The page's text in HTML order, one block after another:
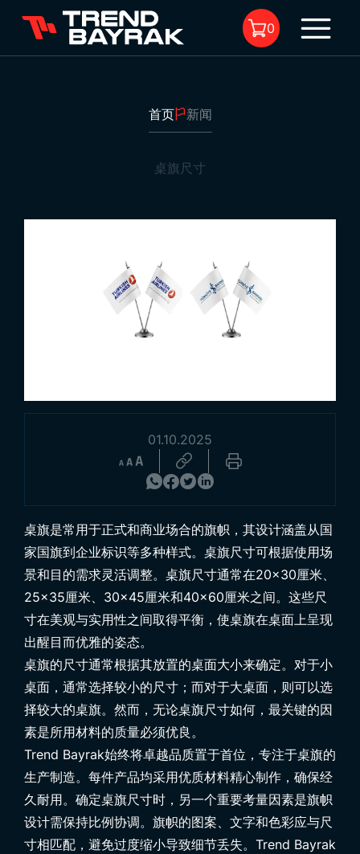
桌旗尺寸
0
首页 新闻
桌旗尺寸
01.10.2025
桌旗是常用于正式和商业场合的旗帜，其设计涵盖从国
家国旗到企业标识等多种样式。桌旗尺寸可根据使用场
景和目的需求灵活调整。桌旗尺寸通常在20×30厘米、
25×35厘米、30×45厘米和40×60厘米之间。这些尺
寸在美观与实用性之间取得平衡，使桌旗在桌面上呈现
出醒目而优雅的姿态。
桌旗的尺寸通常根据其放置的桌面大小来确定。对于小
桌面，通常选择较小的尺寸；而对于大桌面，则可以选
择较大的桌旗。然而，无论桌旗尺寸如何，最关键的因
素是所用材料的质量必须优良。
Trend Bayrak始终将卓越品质置于首位，专注于桌旗的
生产制造。每件产品均采用优质材料精心制作，确保经
久耐用。确定桌旗尺寸时，另一个重要考量因素是旗帜
设计需保持比例协调。旗帜的图案、文字和色彩应与尺
寸相匹配，避免过度缩小导致细节丢失。Trend Bayrak
浏览产品